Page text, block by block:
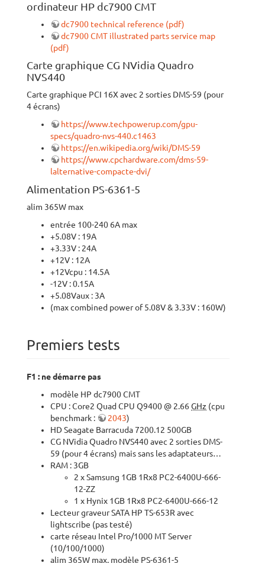
ordinateur HP dc7900 CMT
dc7900 technical reference (pdf)
dc7900 CMT illustrated parts service map
(pdf)
Carte graphique CG NVidia Quadro
NVS440
Carte graphique PCI 16X avec 2 sorties DMS-59 (pour
4 écrans)
https://www.techpowerup.com/gpu-
specs/quadro-nvs-440.c1463
https://en.wikipedia.org/wiki/DMS-59
https://www.cpchardware.com/dms-59-
lalternative-compacte-dvi/
Alimentation PS-6361-5
alim 365W max
entrée 100-240 6A max
+5.08V : 19A
+3.33V : 24A
+12V : 12A
+12Vcpu : 14.5A
-12V : 0.15A
+5.08Vaux : 3A
(max combined power of 5.08V & 3.33V : 160W)
Premiers tests
F1 : ne démarre pas
modèle HP dc7900 CMT
CPU : Core2 Quad CPU Q9400 @ 2.66GHz (cpu
benchmark :
2043)
HD Seagate Barracuda 7200.12 500GB
CG NVidia Quadro NVS440 avec 2 sorties DMS-
59 (pour 4 écrans) mais sans les adaptateurs…
RAM : 3GB
2 x Samsung 1GB 1Rx8 PC2-6400U-666-
12-ZZ
1 x Hynix 1GB 1Rx8 PC2-6400U-666-12
Lecteur graveur SATA HP TS-653R avec
lightscribe (pas testé)
carte réseau Intel Pro/1000 MT Server
(10/100/1000)
alim 365W max, modèle PS-6361-5